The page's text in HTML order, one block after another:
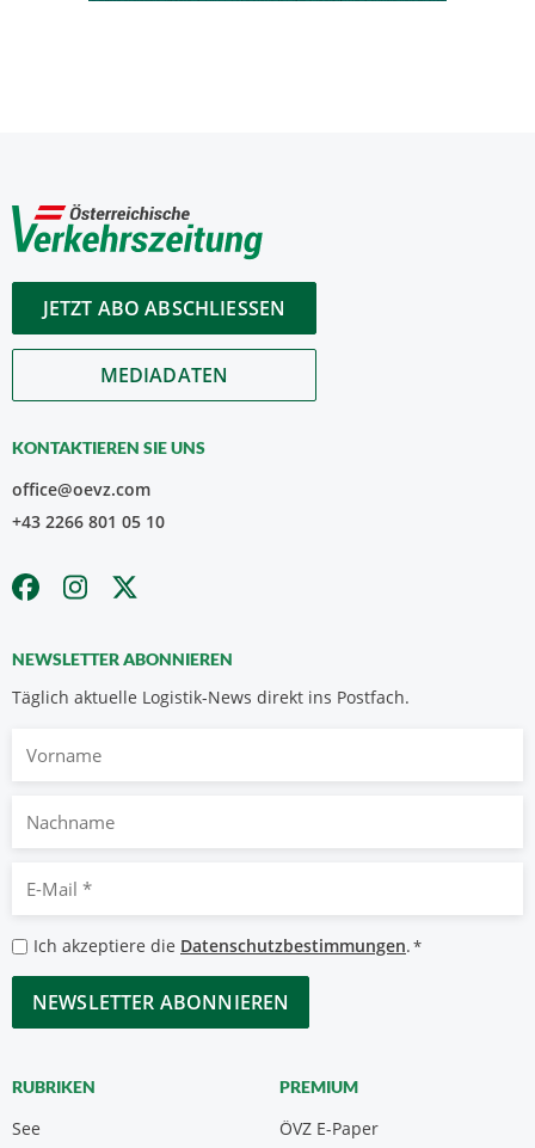
JETZT ABO ABSCHLIESSEN
MEDIADATEN
KONTAKTIEREN SIE UNS
office@oevz.com
+43 2266 801 05 10
NEWSLETTER ABONNIEREN
Täglich aktuelle Logistik-News direkt ins Postfach.
Nachname
Mail
*
Datenschutzbestimmungen
*
Ich akzeptiere die Datenschutzbestimmungen.*
CAPTCHA
RUBRIKEN
See
PREMIUM
ÖVZ E-Paper